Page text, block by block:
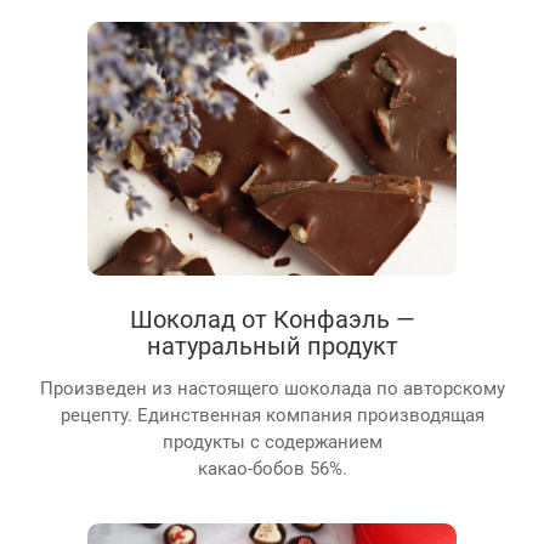
Шоколад от Конфаэль —
натуральный продукт
Произведен из настоящего шоколада по авторскому
рецепту. Единственная компания производящая
продукты с содержанием
какао-бобов 56%.